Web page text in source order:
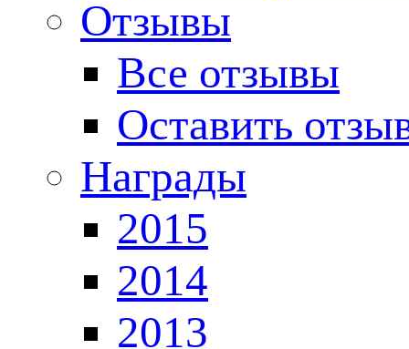
Отзывы
Все отзывы
Оставить
Награды
2015
2014
2013